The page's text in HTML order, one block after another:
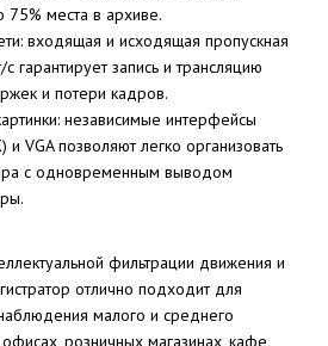
75% места в архиве.
входящая и исходящая пропускная
гарантирует запись и трансляцию
и потери кадров.
независимые интерфейсы
VGA позволяют легко организовать
с одновременным выводом
фильтрации движения и
отлично подходит для
малого и среднего
розничных магазинах, кафе,